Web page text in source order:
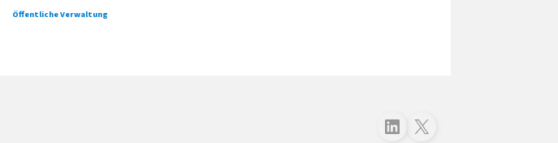
Öffentliche Verwaltung
Folgen Sie uns auf LinkedInFolgen Sie uns auf X (Twitter)